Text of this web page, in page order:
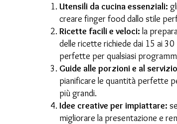
Utensili da cucina essenziali:
creare finger food dallo stile
Ricette facili e veloci: la
delle ricette richiede dai 15 ai
perfette per qualsiasi
Guide alle porzioni e al
pianificare le quantità perfette
più grandi.
Idee creative per impiattare:
migliorare la presentazione e